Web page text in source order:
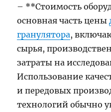
– **Стоимость
основная часть цены
гранулятора,
сырья,
затраты на
Использование
и передовых
технологий обычно